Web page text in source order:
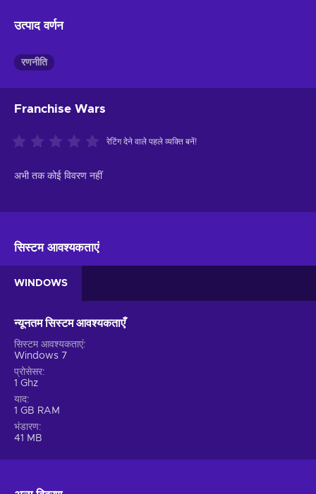
उत्पाद वर्णन
रणनीति
Franchise Wars
रेटिंग देने वाले पहले व्यक्ति बनें!
अभी तक कोई विवरण नहीं
सिस्टम आवश्यकताएं
WINDOWS
न्यूनतम सिस्टम आवश्यकताएँ
सिस्टम आवश्यकताएं
Windows 7
प्रोसेसर
1 Ghz
याद
1 GB RAM
भंडारण
41 MB